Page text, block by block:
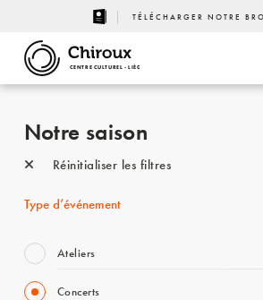
TÉLÉCHARGER NOTRE
CENTRE CULTUREL - LIÈGE
Notre saison
Réinitialiser les filtres
Type d’événement
Ateliers
Concerts